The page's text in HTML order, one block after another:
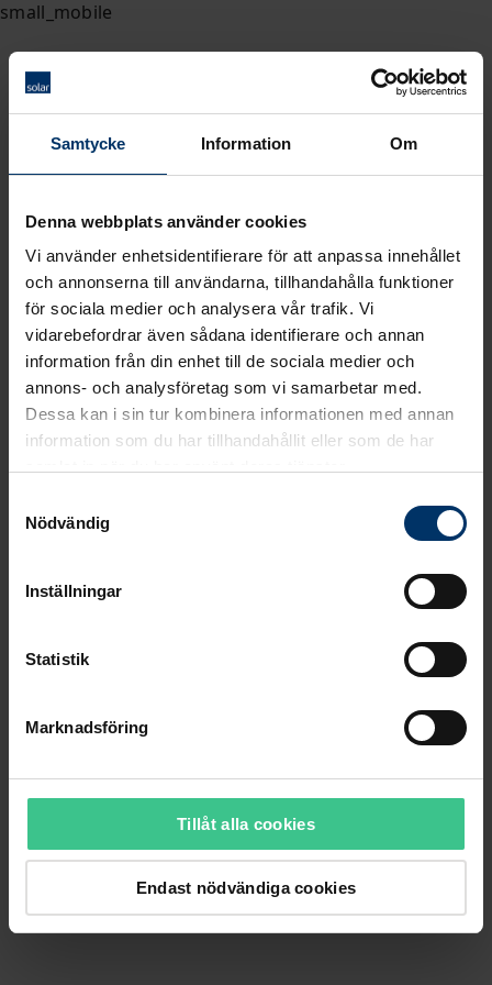
Samtycke Information Om
Denna webbplats använder cookies
Vi använder enhetsidentifierare för att anpassa innehållet
och annonserna till användarna, tillhandahålla funktioner
för sociala medier och analysera vår trafik. Vi
vidarebefordrar även sådana identifierare och annan
information från din enhet till de sociala medier och
annons- och analysföretag som vi samarbetar med.
Dessa kan i sin tur kombinera informationen med annan
information som du har tillhandahållit eller som de har
Nödvändig
Inställningar
Statistik
Marknadsföring
Tillåt alla cookies
Endast nödvändiga cookies